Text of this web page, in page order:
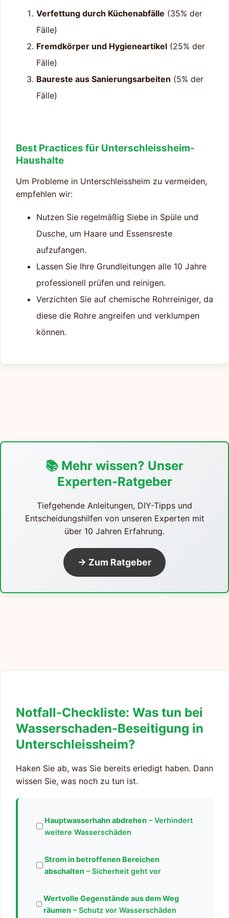
Verfettung durch Küchenabfälle (35% der
Fälle)
Fremdkörper und Hygieneartikel (25% der
Fälle)
Baureste aus Sanierungsarbeiten (5% der
Fälle)
Best Practices für Unterschleissheim-
Haushalte
Um Probleme in Unterschleissheim zu vermeiden,
empfehlen wir:
Nutzen Sie regelmäßig Siebe in Spüle und
Dusche, um Haare und Essensreste
aufzufangen.
Lassen Sie Ihre Grundleitungen alle 10 Jahre
professionell prüfen und reinigen.
Verzichten Sie auf chemische Rohrreiniger, da
diese die Rohre angreifen und verklumpen
können.
📚 Mehr wissen? Unser
Experten-Ratgeber
Tiefgehende Anleitungen, DIY-Tipps und
Entscheidungshilfen von unseren Experten mit
über 10 Jahren Erfahrung.
→ Zum Ratgeber
Notfall-Checkliste: Was tun bei
Wasserschaden-Beseitigung in
Unterschleissheim?
Haken Sie ab, was Sie bereits erledigt haben. Dann
wissen Sie, was noch zu tun ist.
Hauptwasserhahn abdrehen – Verhindert
weitere Wasserschäden
Strom in betroffenen Bereichen
abschalten – Sicherheit geht vor
Wertvolle Gegenstände aus dem Weg
räumen – Schutz vor Wasserschäden